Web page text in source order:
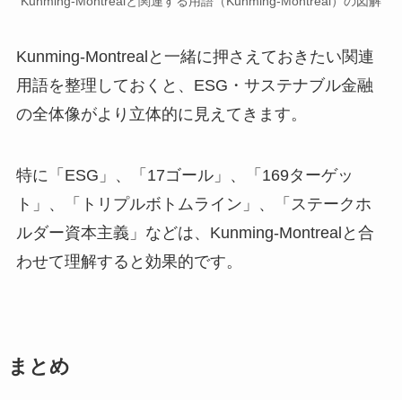
Kunming-Montrealと一緒に押さえておきたい関連
用語を整理しておくと、ESG・サステナブル金融
の全体像がより立体的に見えてきます。
特に「ESG」、「17ゴール」、「169ターゲッ
ト」、「トリプルボトムライン」、「ステークホ
ルダー資本主義」などは、Kunming-Montrealと合
わせて理解すると効果的です。
まとめ